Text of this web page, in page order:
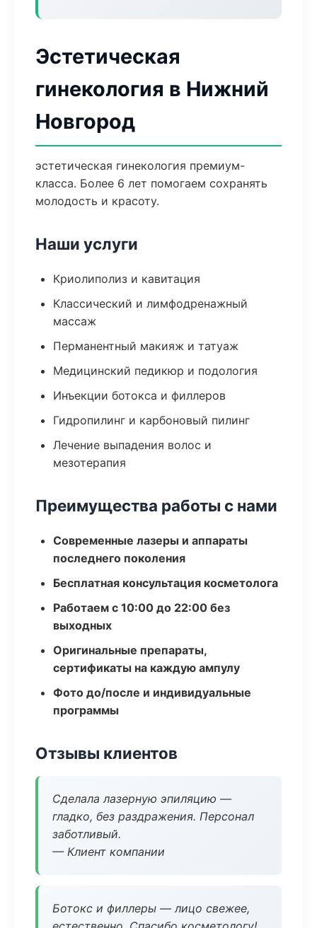
Эстетическая
гинекология в Нижний
Новгород
эстетическая гинекология премиум-
класса. Более 6 лет помогаем сохранять
молодость и красоту.
Наши услуги
Криолиполиз и кавитация
Классический и лимфодренажный
массаж
Перманентный макияж и татуаж
Медицинский педикюр и подология
Инъекции ботокса и филлеров
Гидропилинг и карбоновый пилинг
Лечение выпадения волос и
мезотерапия
Преимущества работы с нами
Современные лазеры и аппараты
последнего поколения
Бесплатная консультация косметолога
Работаем с 10:00 до 22:00 без
выходных
Оригинальные препараты,
сертификаты на каждую ампулу
Фото до/после и индивидуальные
программы
Отзывы клиентов
Сделала лазерную эпиляцию —
гладко, без раздражения. Персонал
заботливый.
— Клиент компании
Ботокс и филлеры — лицо свежее,